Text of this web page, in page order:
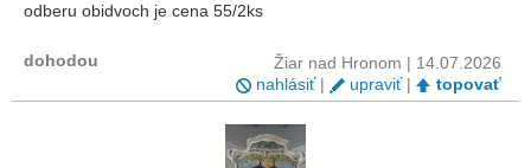
odberu obidvoch je cena 55/2ks
dohodou
Žiar nad Hronom | 14.07.2026
nahlásiť| upraviť| topovať